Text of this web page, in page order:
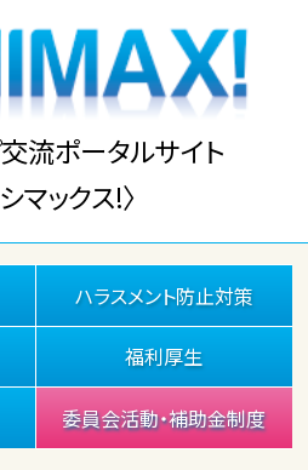
流ポータルサイト
マックス!〉
ハラスメント防止対策
福利厚生
委員会活動・補助金制度